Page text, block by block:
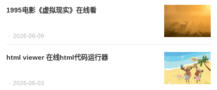
1995电影《虚拟现实》在线看
2026-06-09
html viewer 在线html代码运行器
2026-06-03